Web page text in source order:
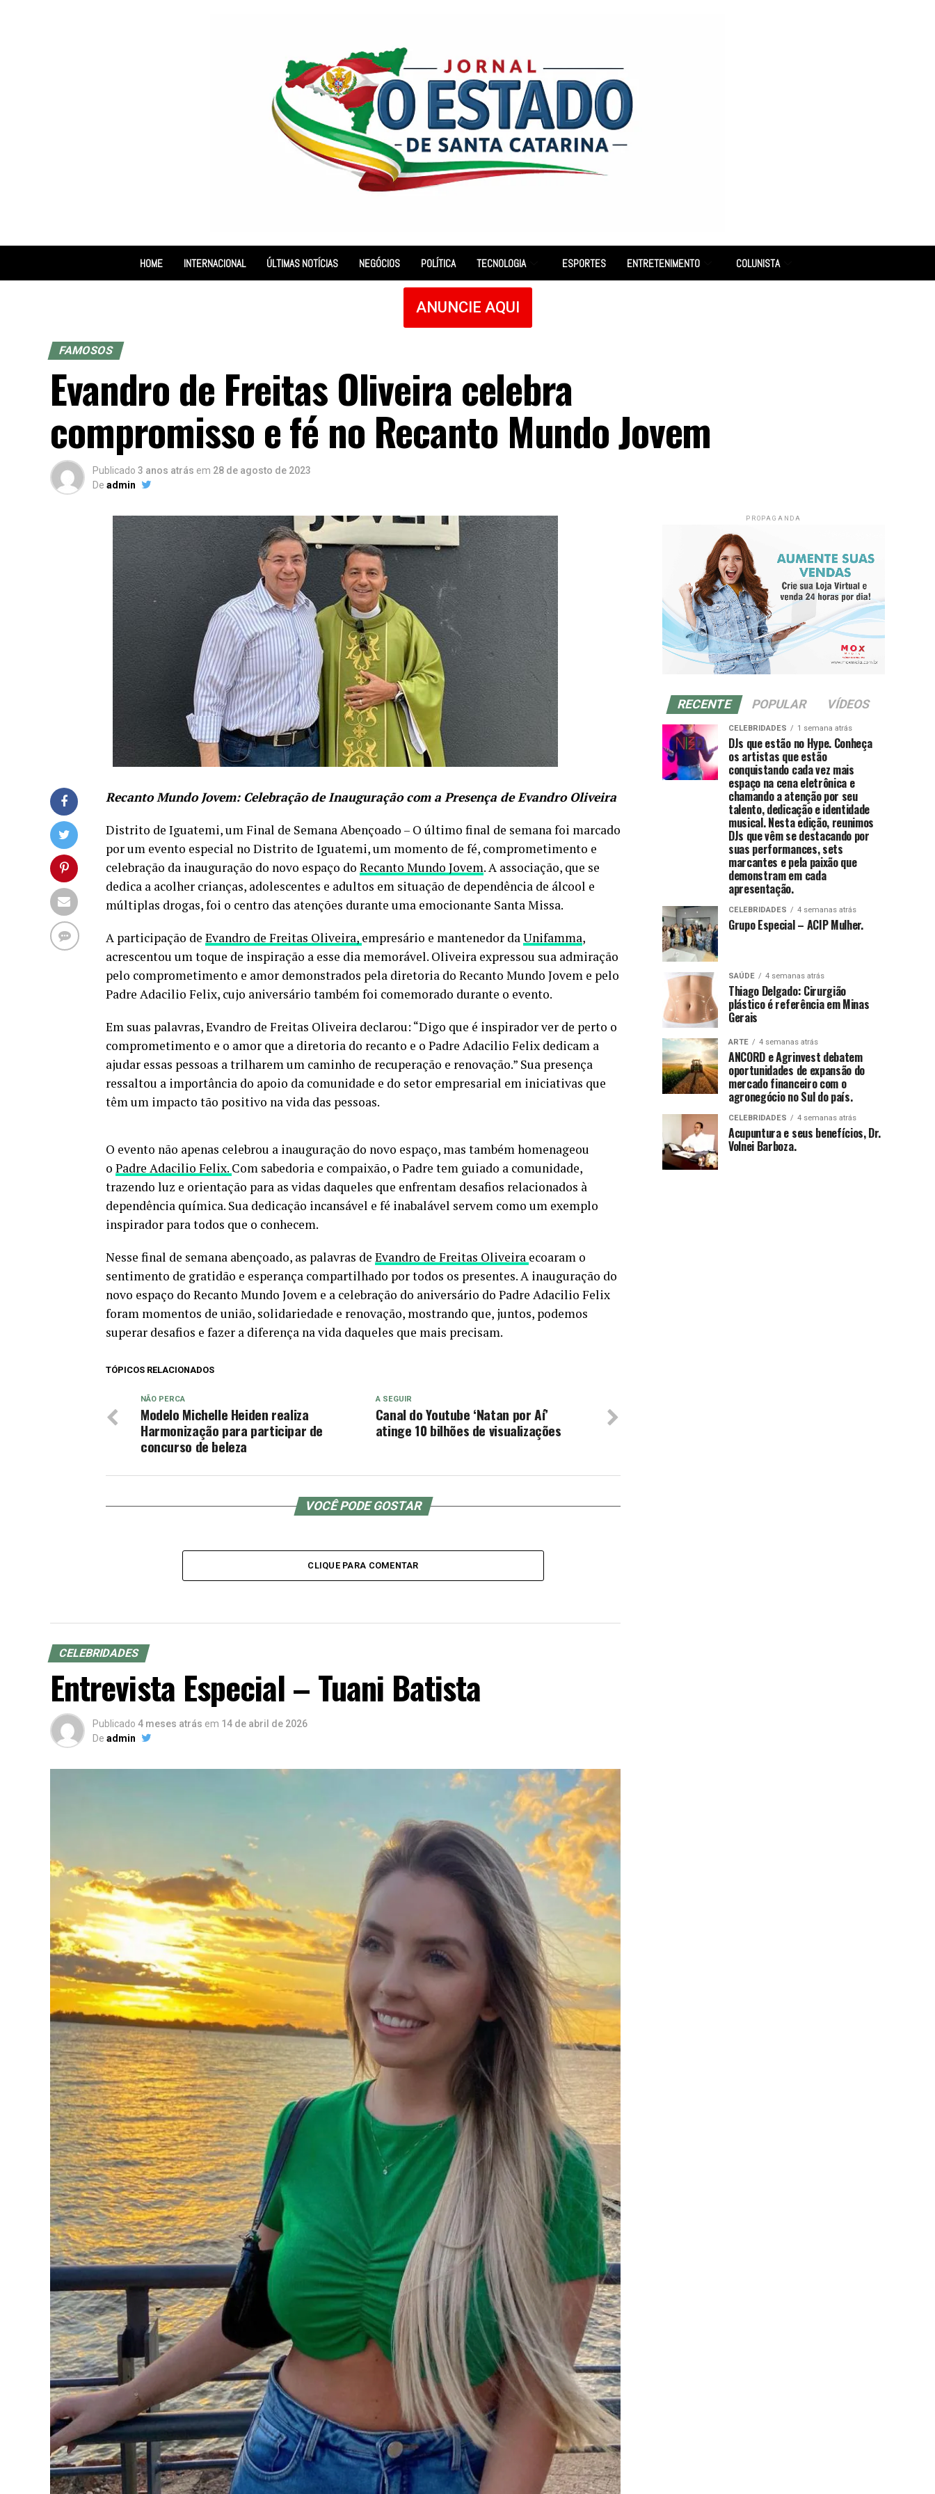
HOME INTERNACIONAL ÚLTIMAS NOTÍCIAS NEGÓCIOS POLÍTICA TECNOLOGIA ESPORTES ENTRETENIMENTO COLUNISTA
ANUNCIE AQUI
FAMOSOS
Evandro de Freitas Oliveira celebra
compromisso e fé no Recanto Mundo Jovem
Publicado 3 anos atrás em 28 de agosto de 2023
De admin
Recanto Mundo Jovem: Celebração de Inauguração com a Presença de Evandro Oliveira
Distrito de Iguatemi, um Final de Semana Abençoado – O último final de semana foi marcado
por um evento especial no Distrito de Iguatemi, um momento de fé, comprometimento e
celebração da inauguração do novo espaço do Recanto Mundo Jovem. A associação, que se
dedica a acolher crianças, adolescentes e adultos em situação de dependência de álcool e
múltiplas drogas, foi o centro das atenções durante uma emocionante Santa Missa.
A participação de Evandro de Freitas Oliveira, empresário e mantenedor daUnifamma,
acrescentou um toque de inspiração a esse dia memorável. Oliveira expressou sua admiração
pelo comprometimento e amor demonstrados pela diretoria do Recanto Mundo Jovem e pelo
Padre Adacilio Felix, cujo aniversário também foi comemorado durante o evento.
Em suas palavras, Evandro de Freitas Oliveira declarou: “Digo que é inspirador ver de perto o
comprometimento e o amor que a diretoria do recanto e o Padre Adacilio Felix dedicam a
ajudar essas pessoas a trilharem um caminho de recuperação e renovação.” Sua presença
ressaltou a importância do apoio da comunidade e do setor empresarial em iniciativas que
têm um impacto tão positivo na vida das pessoas.
O evento não apenas celebrou a inauguração do novo espaço, mas também homenageou
o Padre Adacilio Felix. Com sabedoria e compaixão, o Padre tem guiado a comunidade,
trazendo luz e orientação para as vidas daqueles que enfrentam desafios relacionados à
dependência química. Sua dedicação incansável e fé inabalável servem como um exemplo
inspirador para todos que o conhecem.
Nesse final de semana abençoado, as palavras de Evandro de Freitas Oliveira ecoaram o
sentimento de gratidão e esperança compartilhado por todos os presentes. A inauguração do
novo espaço do Recanto Mundo Jovem e a celebração do aniversário do Padre Adacilio Felix
foram momentos de união, solidariedade e renovação, mostrando que, juntos, podemos
superar desafios e fazer a diferença na vida daqueles que mais precisam.
TÓPICOS RELACIONADOS
A SEGUIR
Canal do Youtube ‘Natan por Aí’
atinge 10 bilhões de visualizações
NÃO PERCA
Modelo Michelle Heiden realiza
Harmonização para participar de
concurso de beleza
VOCÊ PODE GOSTAR
CLIQUE PARA COMENTAR
CELEBRIDADES
Entrevista Especial – Tuani Batista
Publicado 4 meses atrás em 14 de abril de 2026
De admin
PROPAGANDA
RECENTE POPULAR VÍDEOS
CELEBRIDADES 1 semana atrás
DJs que estão no Hype. Conheça
os artistas que estão
conquistando cada vez mais
espaço na cena eletrônica e
chamando a atenção por seu
talento, dedicação e identidade
musical. Nesta edição, reunimos
DJs que vêm se destacando por
suas performances, sets
marcantes e pela paixão que
demonstram em cada
apresentação.
CELEBRIDADES 4 semanas atrás
Grupo Especial – ACIP Mulher.
SAÚDE 4 semanas atrás
Thiago Delgado: Cirurgião
plástico é referência em Minas
Gerais
ARTE 4 semanas atrás
ANCORD e Agrinvest debatem
oportunidades de expansão do
mercado financeiro com o
agronegócio no Sul do país.
CELEBRIDADES 4 semanas atrás
Acupuntura e seus benefícios, Dr.
Volnei Barboza.